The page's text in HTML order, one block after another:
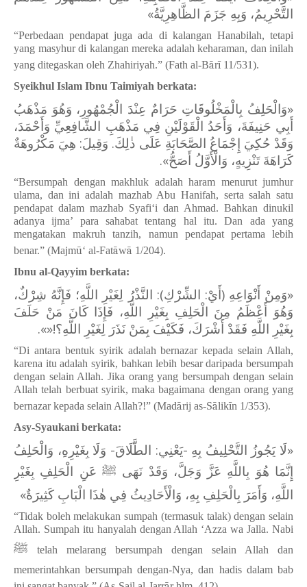
التَّحْرِيمُ، وَبِهِ جَزَمَ الظَّاهِرِيَّةُ»
“Perbedaan pendapat juga ada di kalangan Hanabilah, tetapi
yang masyhur di kalangan mereka adalah keharaman, dan inilah
yang ditegaskan oleh Zhahiriyah.” (Fath al-Bārī11/531).
Syeikhul Islam Ibnu Taimiyah berkata:
«‌وَالْحَلِفُ بِالْمَخْلُوقَاتِ حَرَامٌ عِنْدَ الْجُمْهُورِ، وَهُوَ مَذْهَبُ
أَبِي حَنِيفَةَ، وَأَحَدُ الْقَوْلَيْنِ فِي مَذْهَبِ الشَّافِعِيِّ وَأَحْمَدَ،
وَقَدْ حُكِيَ إِجْمَاعُ الصَّحَابَةِ عَلَى ذٰلِكَ. وَقِيلَ: هِيَ مَكْرُوهَةٌ
كَرَاهَةَ تَنْزِيهٍ، وَالْأَوَّلُ أَصَحُّ».
“Bersumpah dengan makhluk adalah haram menurut jumhur
ulama, dan ini adalah mazhab Abu Hanifah, serta salah satu
pendapat dalam mazhab Syafi‘i dan Ahmad. Bahkan dinukil
adanya ijma’ para sahabat tentang hal itu. Dan ada yang
mengatakan makruh tanzih, namun pendapat pertama lebih
benar.” (Majmū‘ al-Fatāwā 1/204).
Ibnu al-Qayyim berkata:
«‌وَمِنْ أَنْوَاعِهِ (أَيْ: الشِّرْكِ): النَّذْرُ لِغَيْرِ اللَّهِ؛ فَإِنَّهُ شِرْكٌ،
وَهُوَ أَعْظَمُ مِنَ الْحَلِفِ بِغَيْرِ اللَّهِ، فَإِذَا كَانَ مَنْ حَلَفَ
بِغَيْرِ اللَّهِ فَقَدْ أَشْرَكَ، فَكَيْفَ بِمَنْ نَذَرَ لِغَيْرِ اللَّهِ؟!«».
“Di antara bentuk syirik adalah bernazar kepada selain Allah,
karena itu adalah syirik, bahkan lebih besar daripada bersumpah
dengan selain Allah. Jika orang yang bersumpah dengan selain
Allah telah berbuat syirik, maka bagaimana dengan orang yang
bernazar kepada selain Allah?!” (Madārij as-Sālikīn 1/353).
Asy-Syaukani berkata:
«‌لَا يَجُوزُ التَّحْلِيفُ بِهِ -يَعْنِي: الطَّلَاقَ- وَلَا بِغَيْرِهِ، وَالْحَلِفُ
إِنَّمَا هُوَ بِاللَّهِ عَزَّ وَجَلَّ، وَقَدْ نَهَى ﷺ عَنِ الْحَلِفِ بِغَيْرِ
اللَّهِ، وَأَمَرَ بِالْحَلِفِ بِهِ، وَالْأَحَادِيثُ فِي هٰذَا الْبَابِ كَثِيرَةٌ»
“Tidak boleh melakukan sumpah (termasuk talak) dengan selain
Allah. Sumpah itu hanyalah dengan Allah ‘Azza wa Jalla. Nabi
ﷺ telah melarang bersumpah dengan selain Allah dan
memerintahkan bersumpah dengan-Nya, dan hadis dalam bab